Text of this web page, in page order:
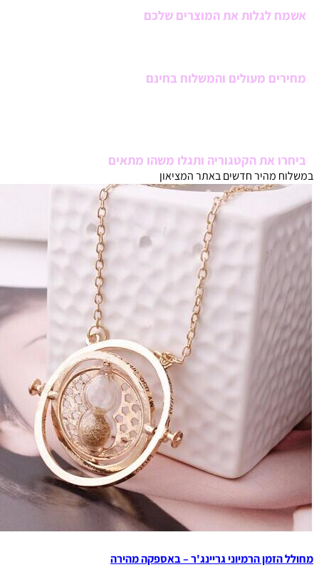
אשמח לגלות את המוצרים שלכם
מחירים מעולים והמשלוח בחינם
ביחרו את הקטגוריה ותגלו משהו מתאים
במשלוח מהירחדשים באתרהמציאון
מחולל הזמן הרמיוני גריינג'ר – באספקה מהירה